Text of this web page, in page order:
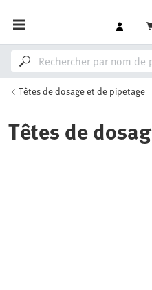
Têtes de dosage et de pipetage
Têtes de